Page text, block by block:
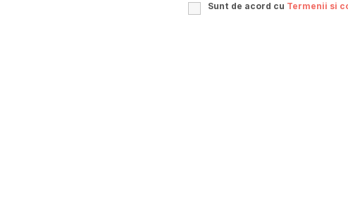
Sunt de acord cu Termenii si